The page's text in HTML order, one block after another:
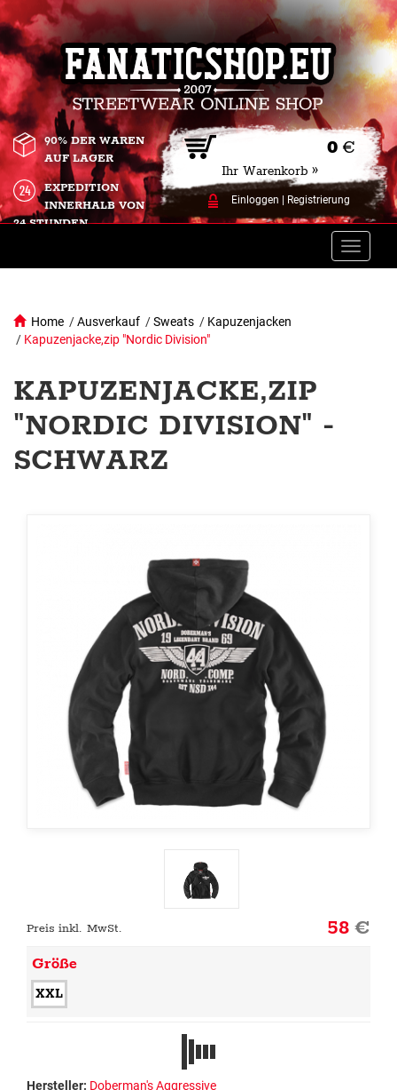
0 €
Ihr Warenkorb »
Einloggen Registrierung
90% DER WAREN
AUF LAGER
EXPEDITION
INNERHALB VON
24 STUNDEN.
Toggle
Home /Ausverkauf /Sweats / Kapuzenjacken
/ Kapuzenjacke,zip "Nordic Division"
KAPUZENJACKE,ZIP
"NORDIC DIVISION" -
SCHWARZ
Preis inkl. MwSt. 58€
Größe
XXL
Hersteller: Doberman's Aggressive